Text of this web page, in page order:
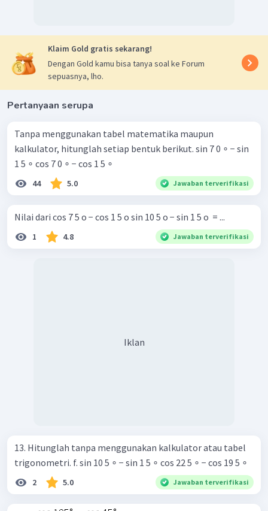
Klaim Gold gratis sekarang!
Dengan Gold kamu bisa tanya soal ke Forum
sepuasnya, lho.
Pertanyaan serupa
Tanpa menggunakan tabel matematika maupun
kalkulator, hitunglah setiap bentuk berikut. sin 7 0 ∘ − sin
1 5 ∘ cos 7 0 ∘ − cos 1 5 ∘ ​
44 5.0 Jawaban terverifikasi
Nilai dari cos 7 5 o − cos 1 5 o sin 10 5 o − sin 1 5 o ​ = ...
1 4.8 Jawaban terverifikasi
Iklan
13. Hitunglah tanpa menggunakan kalkulator atau tabel
trigonometri. f. sin 10 5 ∘ − sin 1 5 ∘ cos 22 5 ∘ − cos 19 5 ∘ ​
2 5.0 Jawaban terverifikasi